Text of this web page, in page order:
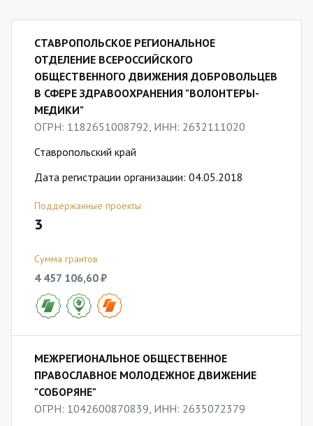
СТАВРОПОЛЬСКОЕ РЕГИОНАЛЬНОЕ
ОТДЕЛЕНИЕ ВСЕРОССИЙСКОГО
ОБЩЕСТВЕННОГО ДВИЖЕНИЯ ДОБРОВОЛЬЦЕВ
В СФЕРЕ ЗДРАВООХРАНЕНИЯ "ВОЛОНТЕРЫ-
МЕДИКИ"
ОГРН: 1182651008792, ИНН: 2632111020
Ставропольский край
Дата регистрации организации: 04.05.2018
Поддержанные проекты
3
Сумма грантов
4 457 106,60 ₽
МЕЖРЕГИОНАЛЬНОЕ ОБЩЕСТВЕННОЕ
ПРАВОСЛАВНОЕ МОЛОДЕЖНОЕ ДВИЖЕНИЕ
"СОБОРЯНЕ"
ОГРН: 1042600870839, ИНН: 2635072379